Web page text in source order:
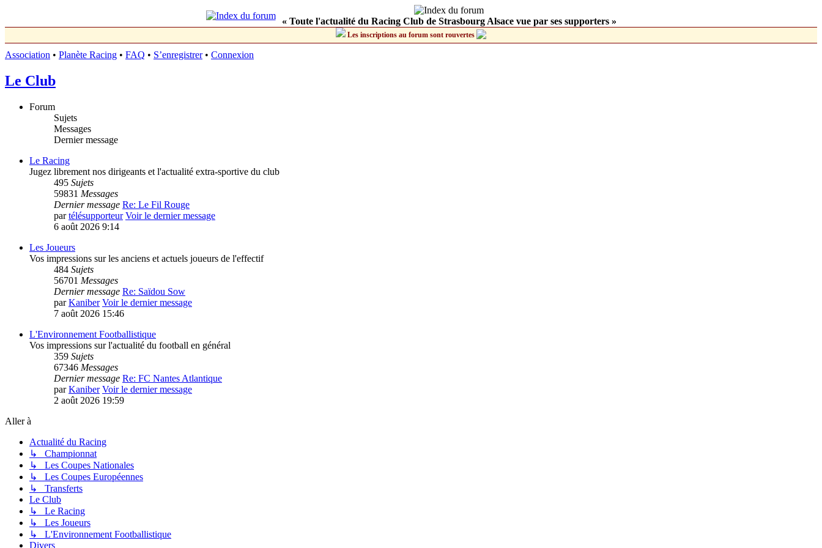
« Toute l'actualité du Racing Club de Strasbourg Alsace vue par ses supporters »
Les inscriptions au forum sont rouvertes
Association • Planète Racing • FAQ • S’enregistrer• Connexion
Le Club
Forum
Sujets
Messages
Dernier message
Le Racing
Jugez librement nos dirigeants et l'actualité extra-sportive du club
495 Sujets
59831 Messages
Dernier message Re: Le Fil Rouge
partélésupporteur Voir le dernier message
6 août 2026 9:14
Les Joueurs
Vos impressions sur les anciens et actuels joueurs de l'effectif
484 Sujets
56701 Messages
Dernier message Re: Saïdou Sow
parKaniber Voir le dernier message
7 août 2026 15:46
L'Environnement Footballistique
Vos impressions sur l'actualité du football en général
359 Sujets
67346 Messages
Dernier message Re: FC Nantes Atlantique
parKaniber Voir le dernier message
2 août 2026 19:59
Aller à
Actualité du Racing
↳ Championnat
↳ Les Coupes Nationales
↳ Les Coupes Européennes
↳ Transferts
Le Club
↳ Le Racing
↳ Les Joueurs
↳ L'Environnement Footballistique
Divers